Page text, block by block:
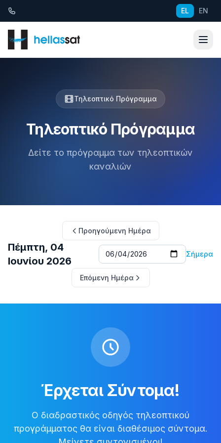
Μετάβαση στο περιεχόμενο EL EN
Τηλεοπτικό Πρόγραμμα
Τηλεοπτικό Πρόγραμμα
Δείτε το πρόγραμμα των τηλεοπτικών
καναλιών
Προηγούμενη Ημέρα
Πέμπτη, 04
Ιουνίου 2026
Σήμερα
Επόμενη Ημέρα
Έρχεται Σύντομα!
Ο διαδραστικός οδηγός τηλεοπτικού
προγράμματος θα είναι διαθέσιμος σύντομα.